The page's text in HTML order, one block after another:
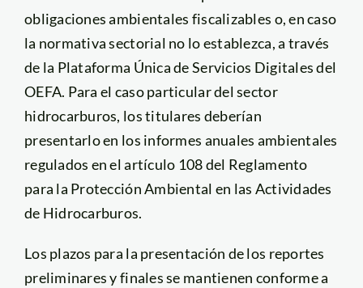
obligaciones ambientales fiscalizables o, en caso
la normativa sectorial no lo establezca, a través
de la Plataforma Única de Servicios Digitales del
OEFA. Para el caso particular del sector
hidrocarburos, los titulares deberían
presentarlo en los informes anuales ambientales
regulados en el artículo 108 del Reglamento
para la Protección Ambiental en las Actividades
de Hidrocarburos.
Los plazos para la presentación de los reportes
preliminares y finales se mantienen conforme a